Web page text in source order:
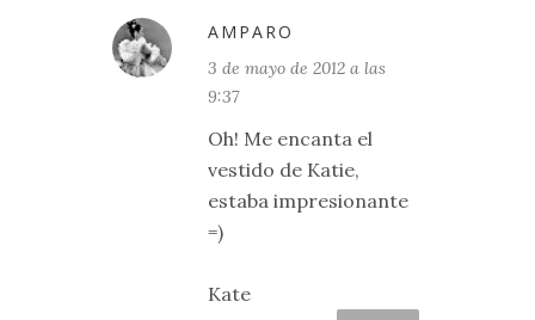
AMPARO
3 de mayo de 2012 a las
9:37
Oh! Me encanta el
vestido de Katie,
estaba impresionante
=)
Kate